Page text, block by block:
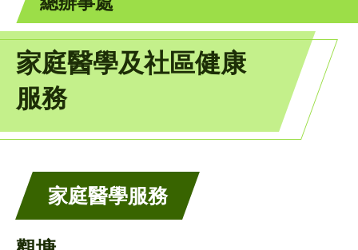
家庭醫學及社區健康
服務
家庭醫學服務